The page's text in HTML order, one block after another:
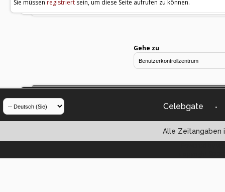
Sie müssen registriert sein, um diese Seite aufrufen zu können.
Gehe zu
Celebgate -
Alle Zeitangaben